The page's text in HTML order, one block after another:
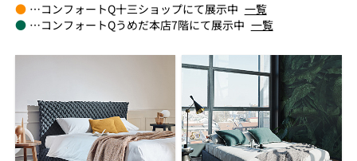
●…コンフォートQ十三ショップにて展示中 一覧
●…コンフォートQうめだ本店7階にて展示中 一覧